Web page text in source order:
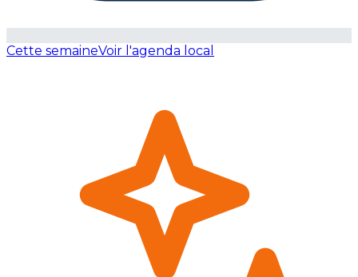
Cette semaineVoir l'agenda local